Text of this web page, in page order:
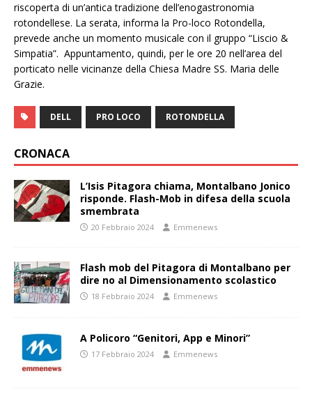
riscoperta di un’antica tradizione dell’enogastronomia
rotondellese. La serata, informa la Pro-loco Rotondella,
prevede anche un momento musicale con il gruppo “Liscio &
Simpatia”. Appuntamento, quindi, per le ore 20 nell’area del
porticato nelle vicinanze della Chiesa Madre SS. Maria delle
Grazie.
DELL PRO LOCO ROTONDELLA
CRONACA
L’Isis Pitagora chiama, Montalbano Jonico
risponde. Flash-Mob in difesa della scuola
smembrata
20 Febbraio 2024 Emmenews
Flash mob del Pitagora di Montalbano per
dire no al Dimensionamento scolastico
18 Febbraio 2024 Emmenews
A Policoro “Genitori, App e Minori”
17 Febbraio 2024 Emmenews